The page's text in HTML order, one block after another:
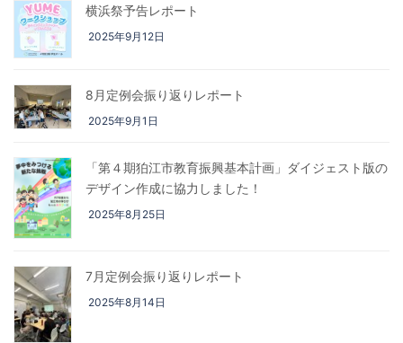
横浜祭予告レポート
2025年9月12日
8月定例会振り返りレポート
2025年9月1日
「第４期狛江市教育振興基本計画」ダイジェスト版の
デザイン作成に協力しました！
2025年8月25日
7月定例会振り返りレポート
2025年8月14日